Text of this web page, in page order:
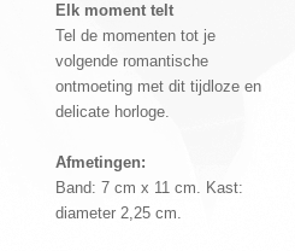
Elk moment telt
Tel de momenten tot je
volgende romantische
ontmoeting met dit tijdloze en
delicate horloge.
Afmetingen:
Band: 7 cm x 11 cm. Kast:
diameter 2,25 cm.